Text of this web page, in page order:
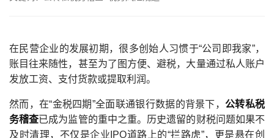
在民营企业的发展初期，很多创始人习惯于“公司即我家”，
账目往来随性，甚至为了图方便、避税，大量通过私人账户
发放工资、支付货款或提取利润。
然而，在“金税四期”全面联通银行数据的背景下，公转私税
务稽查已成为监管的重中之重。历史遗留的财税问题如果不
及时清理，不仅是企业IPO道路上的“拦路虎”，更是悬在创